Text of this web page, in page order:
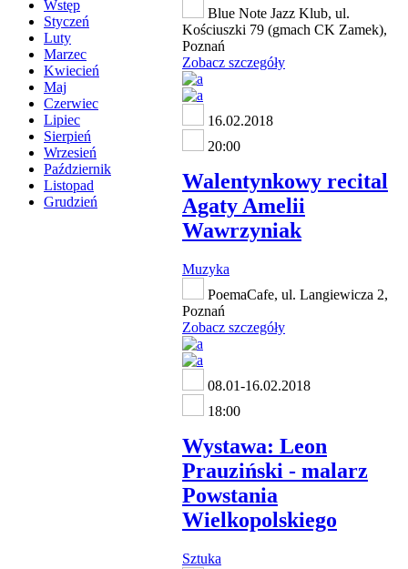
Wstęp
Styczeń
Luty
Marzec
Kwiecień
Maj
Czerwiec
Lipiec
Sierpień
Wrzesień
Październik
Listopad
Grudzień
Blue Note Jazz Klub, ul.
Kościuszki 79 (gmach CK Zamek),
Poznań
Zobacz szczegóły
16.02.2018
20:00
Walentynkowy recital
Agaty Amelii
Wawrzyniak
Muzyka
PoemaCafe, ul. Langiewicza 2,
Poznań
Zobacz szczegóły
08.01-16.02.2018
18:00
Wystawa: Leon
Prauziński - malarz
Powstania
Wielkopolskiego
Sztuka